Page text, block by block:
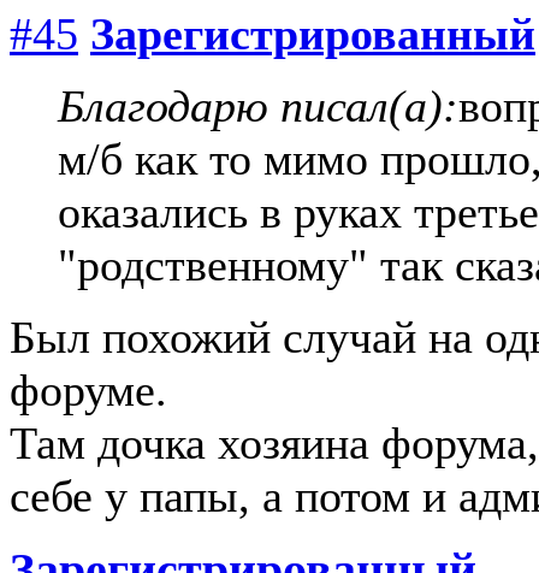
#45 Зарегистрированный
Благодарю писал(а):
м/б как то мимо
оказались в руках
"родственному" так
Был похожий случай на
форуме.
Там дочка хозяина
себе у папы, а потом и